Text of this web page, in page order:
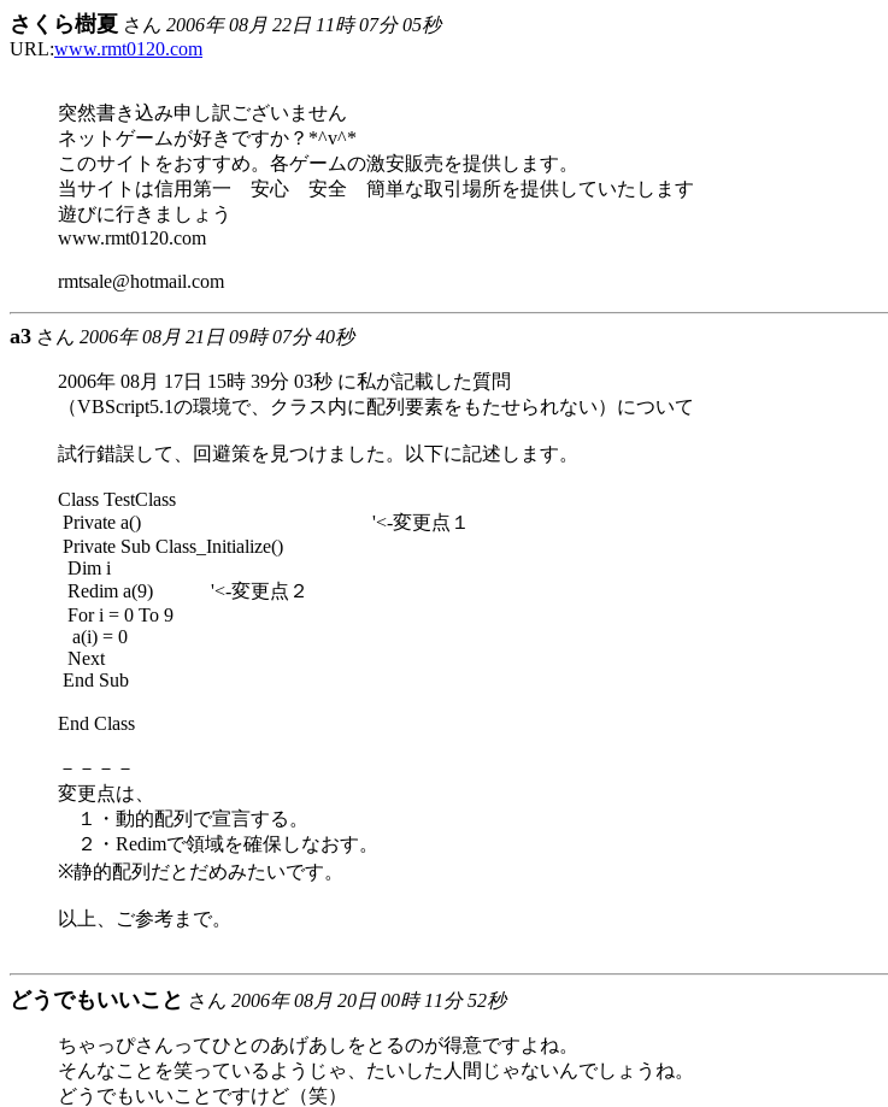
さくら樹夏 さん 2006年 08月 22日 11時 07分 05秒
URL:www.rmt0120.com
突然書き込み申し訳ございません
ネットゲームが好きですか？*^v^*
このサイトをおすすめ。各ゲームの激安販売を提供します。
当サイトは信用第一 安心 安全 簡単な取引場所を提供していたします
遊びに行きましょう
www.rmt0120.com
rmtsale@hotmail.com
a3 さん 2006年 08月 21日 09時 07分 40秒
2006年 08月 17日 15時 39分 03秒 に私が記載した質問
（VBScript5.1の環境で、クラス内に配列要素をもたせられない）について
試行錯誤して、回避策を見つけました。以下に記述します。
Class TestClass
Private a() '<-変更点１
Private Sub Class_Initialize()
Dim i
Redim a(9) '<-変更点２
For i = 0 To 9
a(i) = 0
Next
End Sub
End Class
－－－－
変更点は、
１・動的配列で宣言する。
２・Redimで領域を確保しなおす。
※静的配列だとだめみたいです。
以上、ご参考まで。
どうでもいいこと さん 2006年 08月 20日 00時 11分 52秒
ちゃっぴさんってひとのあげあしをとるのが得意ですよね。
そんなことを笑っているようじゃ、たいした人間じゃないんでしょうね。
どうでもいいことですけど（笑）